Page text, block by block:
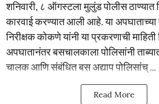
शनिवारी, ८ ऑगस्टला मुलुंड पोलीस ठाण्यात
कारवाई करण्यात आली आहे. या
निरीक्षक कोकणे यांनी या प्रकरणाची माहिती
अपघातानंतर बसचालकाला पोलिसांनी
चालक आणि संबंधित बस अद्याप पोलिसांच् ...
Read More